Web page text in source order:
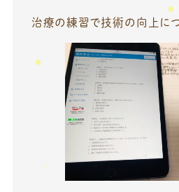
治療の練習で技術の向上に